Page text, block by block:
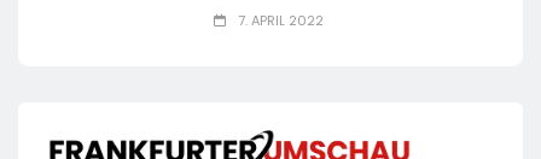
7. APRIL 2022